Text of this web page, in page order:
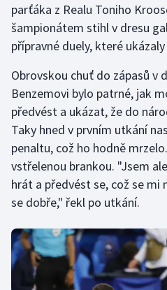
parťáka z Realu Toniho
šampionátem stihl v dresu
přípravné duely, které
Obrovskou chuť do zápasů v
Benzemovi bylo patrné, jak
předvést a ukázat, že do
Taky hned v prvním utkání
penaltu, což ho hodně
vstřelenou brankou. "Jsem
hrát a předvést se, což se mi
se dobře," řekl po utkání.